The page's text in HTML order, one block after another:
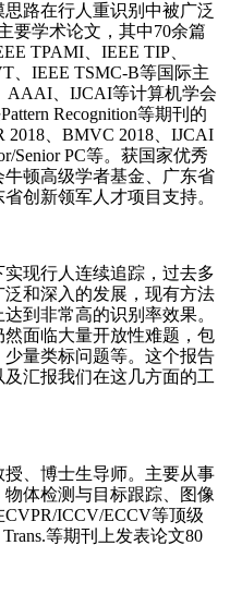
路在行人重识别中被广泛
要学术论文，其中70余篇
TPAMI IEEE TIP
IEEE TSMC-B等国际主
AAAI IJCAI等计算机学会
Pattern Recognition等期刊的
2018 BMVC 2018
IJCAI
Senior PC等。获国家优秀
顿高级学者基金、广东省
创新领军人才项目支持。
现行人连续追踪，过去多
和深入的发展，现有方法
到非常高的识别率效果。
面临大量开放性难题，包
量类标问题等。这个报告
汇报我们在这几方面的工
、博士生导师。主要从事
体检测与目标跟踪、图像
CVPR/ICCV/ECCV等顶级
等期刊上发表论文80